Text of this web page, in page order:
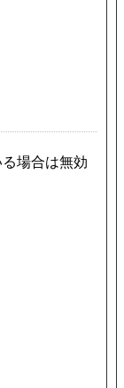
場合は無効